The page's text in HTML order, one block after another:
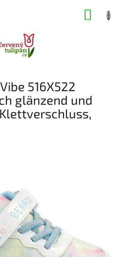
516X522
glänzend und